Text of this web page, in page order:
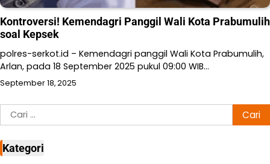
Kontroversi! Kemendagri Panggil Wali Kota Prabumulih
soal Kepsek
polres-serkot.id – Kemendagri panggil Wali Kota Prabumulih,
Arlan, pada 18 September 2025 pukul 09:00 WIB…
September 18, 2025
Cari
untuk:
Kategori